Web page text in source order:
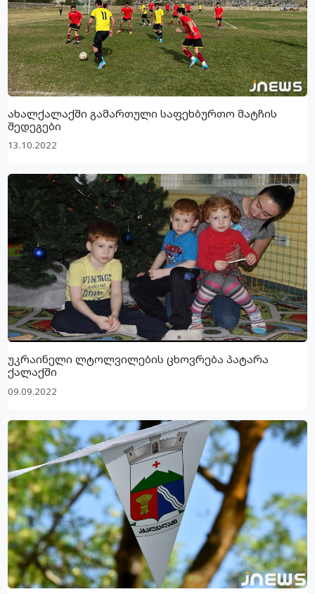
ახალქალაქში გამართული საფეხბურთო მატჩის
შედეგები
13.10.2022
უკრაინელი ლტოლვილების ცხოვრება პატარა
ქალაქში
09.09.2022